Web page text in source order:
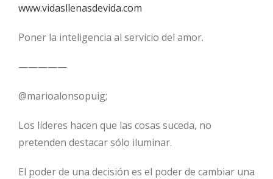
www.vidasllenasdevida.com
Poner la inteligencia al servicio del amor.
—————
@marioalonsopuig;
Los líderes hacen que las cosas suceda, no
pretenden destacar sólo iluminar.
El poder de una decisión es el poder de cambiar una